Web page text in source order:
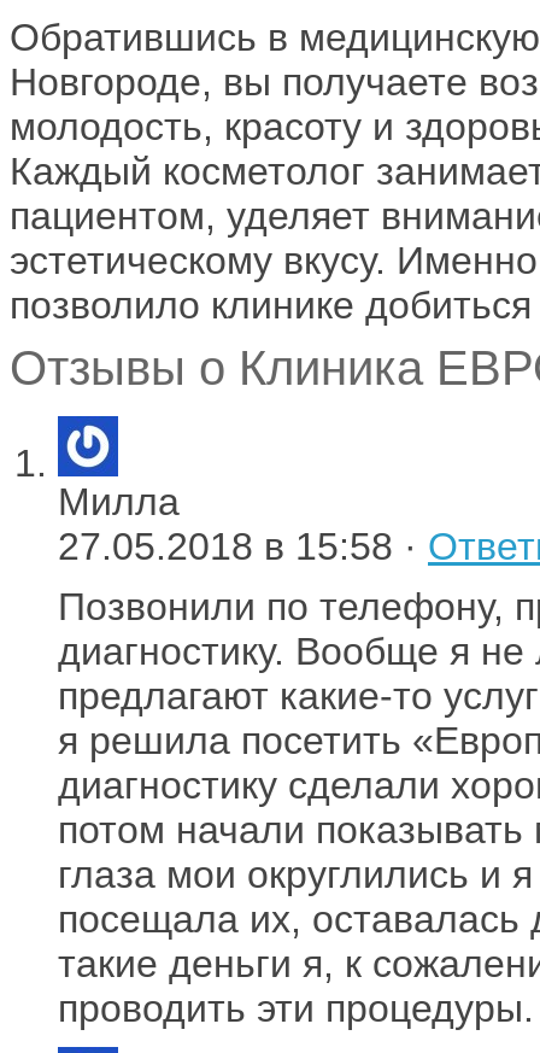
Обратившись в
Новгороде, вы получаете
молодость, красоту и
Каждый косметолог
пациентом, уделяет
эстетическому вкусу.
позволило клинике
Отзывы о Клиника
Милла
27.05.2018 в 15:58 ·
Позвонили по телефону,
диагностику. Вообще я
предлагают какие-то
я решила посетить
диагностику сделали
потом начали показывать
глаза мои округлились и
посещала их, оставалась
такие деньги я, к
проводить эти процедуры.